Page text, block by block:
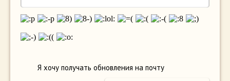
Я хочу получать обновления на почту